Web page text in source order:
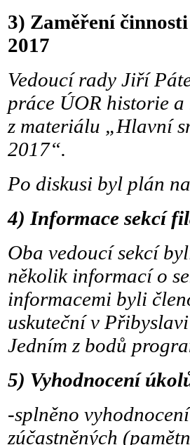
3) Zaměření
2017
Vedoucí rady Jiří
práce ÚOR historie
z materiálu „Hlavní
2017“.
Po diskusi byl plán
4) Informace sekcí
Oba vedoucí sekcí
několik informací o
informacemi byli
uskuteční v
Jedním z bodů
5) Vyhodnocení
-splněno
zúčastněných